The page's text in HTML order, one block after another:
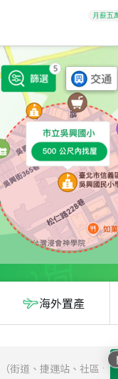
海外置產